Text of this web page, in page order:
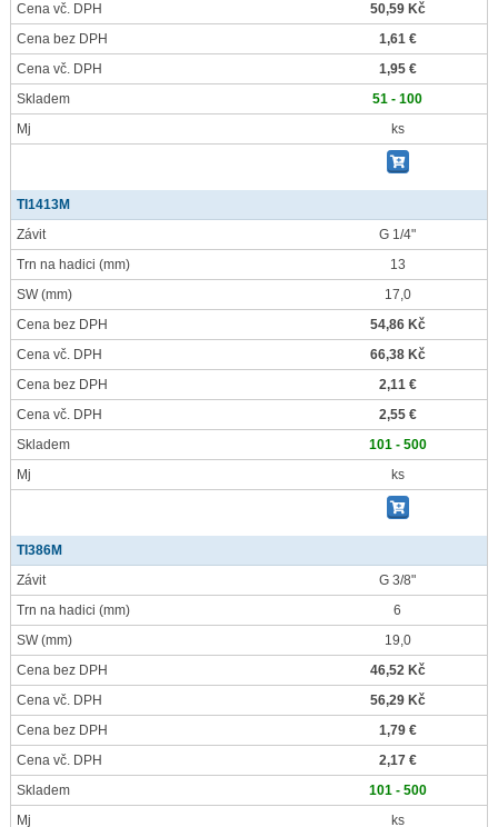
Cena vč. DPH
50,59 Kč
Cena bez DPH
1,61 €
Cena vč. DPH
1,95 €
Skladem
51 - 100
Mj
ks
TI1413M
Závit
G 1/4"
Trn na hadici (mm)
13
SW(mm)
17,0
Cena bez DPH
54,86 Kč
Cena vč. DPH
66,38 Kč
Cena bez DPH
2,11 €
Cena vč. DPH
2,55 €
Skladem
101 - 500
Mj
ks
TI386M
Závit
G 3/8"
Trn na hadici (mm)
6
SW(mm)
19,0
Cena bez DPH
46,52 Kč
Cena vč. DPH
56,29 Kč
Cena bez DPH
1,79 €
Cena vč. DPH
2,17 €
Skladem
101 - 500
Mj
ks